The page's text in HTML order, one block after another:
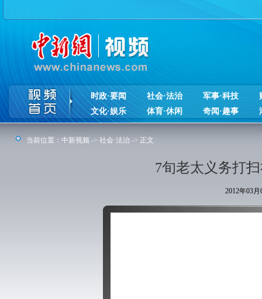
时政·要闻 社会·法治 军事·科技
文化·娱乐
体育·休闲 奇闻·趣事
当前位置： 中新视频 -> 社会·法治 -> 正文
7旬老太义务打
2012年03